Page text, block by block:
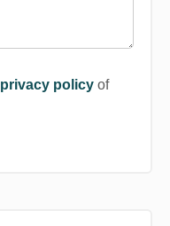
privacy policyof